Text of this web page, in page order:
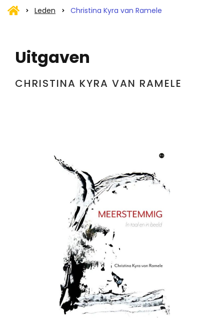
Leden Christina Kyra van Ramele
Uitgaven
CHRISTINA KYRA VAN RAMELE